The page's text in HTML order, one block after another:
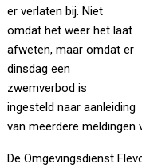
er verlaten bij. Niet
omdat het weer het laat
afweten, maar omdat er
dinsdag een
zwemverbod is
ingesteld naar aanleiding
van meerdere meldingen
De Omgevingsdienst